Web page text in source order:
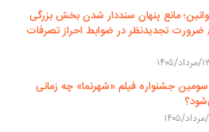
مانع پنهان سنددار شدن بخش بزرگی
ضرورت تجدیدنظر در ضوابط احراز تصرفات
سومین جشنواره فیلم «شهرنما» چه زمانی